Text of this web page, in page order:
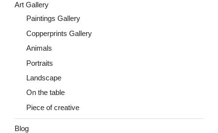
Art Gallery
Paintings Gallery
Copperprints Gallery
Animals
Portraits
Landscape
On the table
Piece of creative
Blog